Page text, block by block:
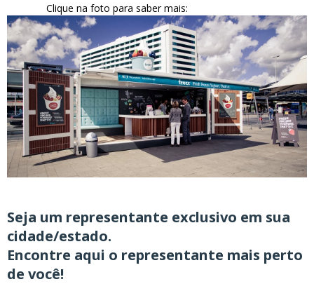
Clique na foto para saber mais:
Seja um representante exclusivo em sua
cidade/estado.
Encontre aqui o representante mais perto
de você!